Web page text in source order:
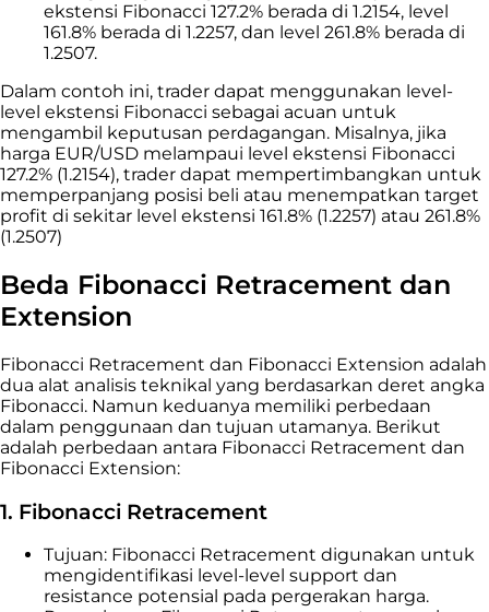
ekstensi Fibonacci 127.2% berada di 1.2154, level
161.8% berada di 1.2257, dan level 261.8% berada di
1.2507.
Dalam contoh ini, trader dapat menggunakan level-
level ekstensi Fibonacci sebagai acuan untuk
mengambil keputusan perdagangan. Misalnya, jika
harga EUR/USD melampaui level ekstensi Fibonacci
127.2% (1.2154), trader dapat mempertimbangkan untuk
memperpanjang posisi beli atau menempatkan target
profit di sekitar level ekstensi 161.8% (1.2257) atau 261.8%
(1.2507)
Beda Fibonacci Retracement dan
Extension
Fibonacci Retracement dan Fibonacci Extension adalah
dua alat analisis teknikal yang berdasarkan deret angka
Fibonacci. Namun keduanya memiliki perbedaan
dalam penggunaan dan tujuan utamanya. Berikut
adalah perbedaan antara Fibonacci Retracement dan
Fibonacci Extension:
1. Fibonacci Retracement
Tujuan: Fibonacci Retracement digunakan untuk
mengidentifikasi level-level support dan
resistance potensial pada pergerakan harga.